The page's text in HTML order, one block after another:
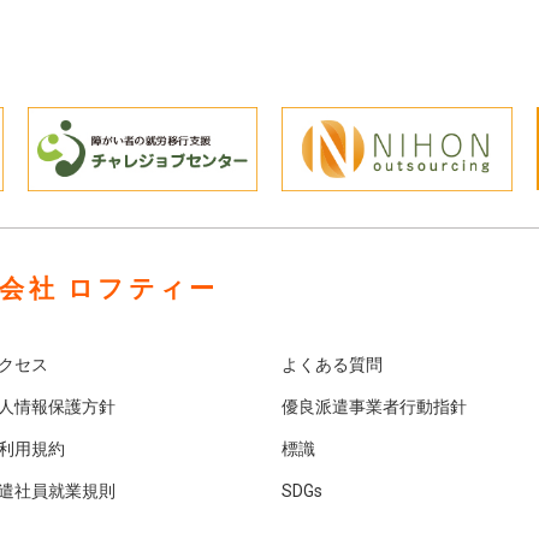
社 ロフティー
セス
情報保護方針
用規約
社員就業規則
よくある質問
優良派遣事業者行動指針
標識
SDGs